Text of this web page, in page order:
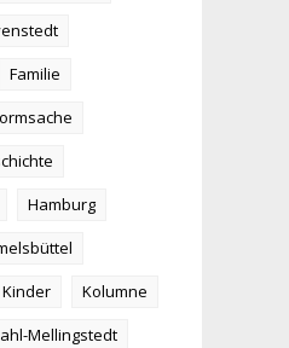
Familie
Hamburg
Kinder
Kolumne
Mellingstedt